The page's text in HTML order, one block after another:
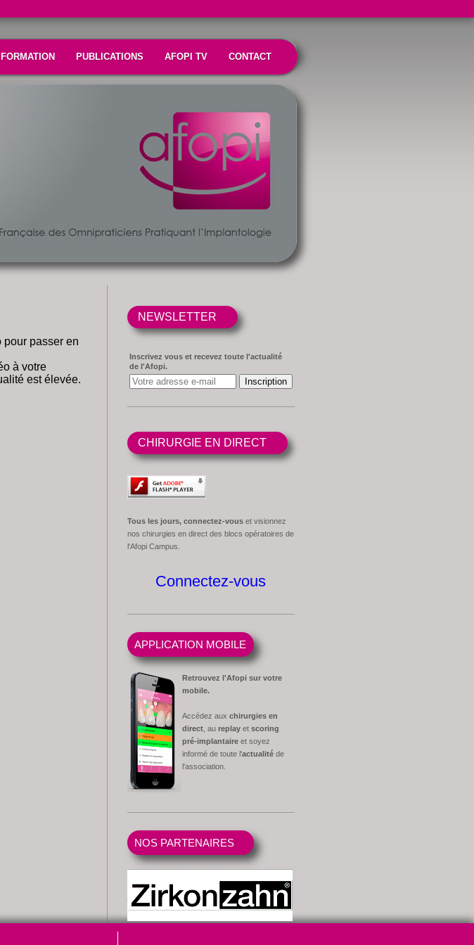
FORMATION PUBLICATIONS AFOPI TV CONTACT
passer en
à votre
est élevée.
NEWSLETTER
Inscrivez vous et recevez toute l'actualité
de l'Afopi.
CHIRURGIE EN DIRECT
Tous les jours, connectez-vouset visionnez
nos chirurgies en direct des blocs opératoires de
l'Afopi Campus.
Connectez-vous
APPLICATION MOBILE
Retrouvez l'Afopi sur votre
mobile.
Accédez auxchirurgies en
direct , aureplay etscoring
pré-implantaire et soyez
informé de toute l'actualité de
l'association.
NOS PARTENAIRES